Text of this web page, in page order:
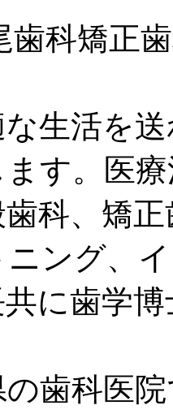
歯科矯正
生活を
す。医
科、矯
ング、
に歯学
の歯科医